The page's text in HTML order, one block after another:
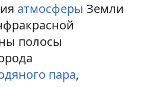
атмосферы Земли
полосы
пара,